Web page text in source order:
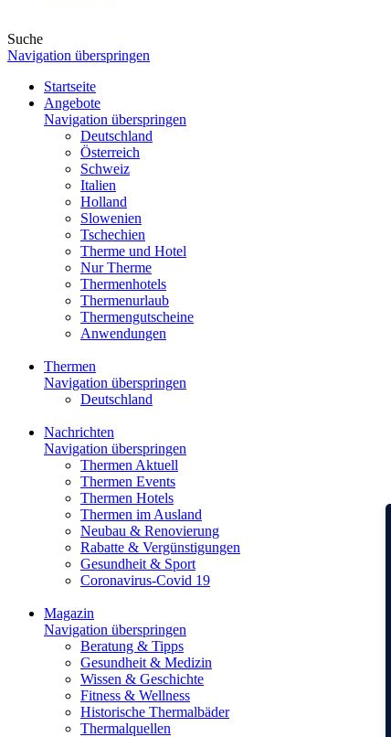
Suche
Navigation überspringen
Startseite
Angebote
Navigation überspringen
Deutschland
Österreich
Schweiz
Italien
Holland
Slowenien
Tschechien
Therme und Hotel
Nur Therme
Thermenhotels
Thermenurlaub
Thermengutscheine
Anwendungen
Thermen
Navigation überspringen
Deutschland
Nachrichten
Navigation überspringen
Thermen Aktuell
Thermen Events
Thermen Hotels
Thermen im Ausland
Neubau & Renovierung
Rabatte & Vergünstigungen
Gesundheit & Sport
Coronavirus-Covid 19
Magazin
Navigation überspringen
Beratung & Tipps
Gesundheit & Medizin
Wissen & Geschichte
Fitness & Wellness
Historische Thermalbäder
Thermalquellen